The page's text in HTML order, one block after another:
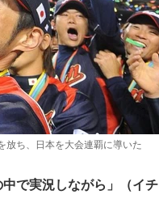
放ち、日本を大会連覇に導いた
で実況しながら」（イチ